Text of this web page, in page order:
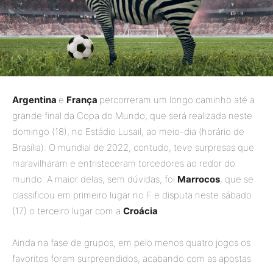
Argentina e França percorreram um longo caminho até a
grande final da Copa do Mundo, que será realizada neste
domingo (18), no Estádio Lusail, ao meio-dia (horário de
Brasília). O mundial de 2022, contudo, teve surpresas que
maravilharam e entristeceram torcedores ao redor do
mundo. A maior delas, sem dúvidas, foi Marrocos, que se
classificou em primeiro lugar no F e disputa neste sábado
(17) o terceiro lugar com a Croácia.
Ainda na fase de grupos, em pelo menos quatro jogos os
favoritos foram surpreendidos, acabando com as apostas